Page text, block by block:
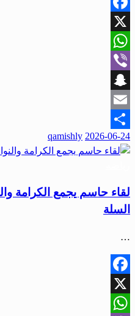
Facebook
X
WhatsApp
Viber
Snapchat
Email
Share
نُشر
في
2026-06-24
qamishly
لقاء حاسم يجمع الكرامة
السلة
…
Facebook
X